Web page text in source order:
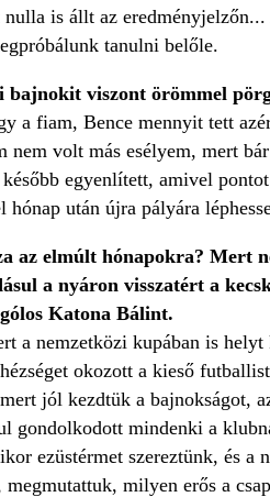
is állt az
tanulni belőle.
bajnokit viszont örömmel
a fiam, Bence mennyit tett
nem volt más esélyem, mert
egyenlített, amivel
után újra pályára
az elmúlt hónapokra? Mert
a nyáron visszatért a
Katona Bálint.
a nemzetközi kupában is
okozott a kieső
jól kezdtük a bajnokságot,
gondolkodott mindenki a
ezüstérmet szereztünk, és
milyen erős a